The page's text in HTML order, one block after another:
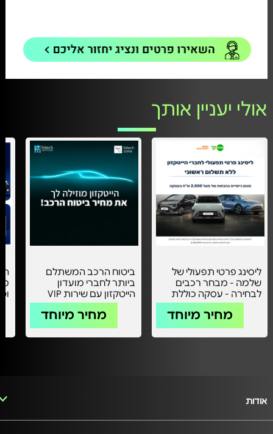
אולי יעניין אותך
ליסינג פרטי תפעולי של
שלמה - מבחר רכבים
לבחירה - עסקה כוללת
טיפולים וכיסוי ביטוחי
מחיר מיוחד
ביטוח הרכב המשתלם
ביותר לחברי מועדון
הייטקזון עם שירות VIP
אישי -
מחיר מיוחד
אודות